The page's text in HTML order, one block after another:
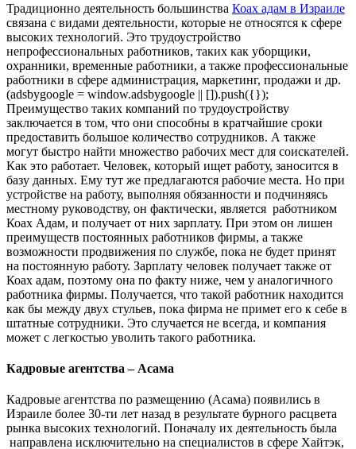
Традиционно деятельность большинства Коах адам в Израиле
связана с видами деятельности, которые не относятся к сфере
высоких технологий. Это трудоустройство
непрофессиональных работников, таких как уборщики,
охранники, временные работники, а также профессиональные
работники в сфере администрация, маркетинг, продажи и др.
(adsbygoogle = window.adsbygoogle || []).push({});
Преимущество таких компаний по трудоустройству
заключается в том, что они способны в кратчайшие сроки
предоставить большое количество сотрудников. А также
могут быстро найти множество рабочих мест для соискателей.
Как это работает. Человек, который ищет работу, заносится в
базу данных. Ему тут же предлагаются рабочие места. Но при
устройстве на работу, выполняя обязанности и подчиняясь
местному руководству, он фактически, является работником
Коах Адам, и получает от них зарплату. При этом он лишен
преимуществ постоянных работников фирмы, а также
возможности продвижения по службе, пока не будет принят
на постоянную работу. Зарплату человек получает также от
Коах адам, поэтому она по факту ниже, чем у аналогичного
работника фирмы. Получается, что такой работник находится
как бы между двух стульев, пока фирма не примет его к себе в
штатные сотрудники. Это случается не всегда, и компания
может с легкостью уволить такого работника.
Кадровые агентства – Асама
Кадровые агентства по размещению (Асама) появились в
Израиле более 30-ти лет назад в результате бурного расцвета
рынка высоких технологий. Поначалу их деятельность была
направлена исключительно на специалистов в сфере Хайтэк,